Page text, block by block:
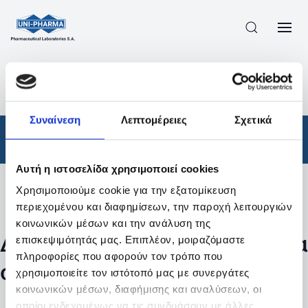
Συναίνεση Λεπτομέρειες Σχετικά
Αυτή η ιστοσελίδα χρησιμοποιεί cookies
Χρησιμοποιούμε cookie για την εξατομίκευση
περιεχομένου και διαφημίσεων, την παροχή λειτουργιών
κοινωνικών μέσων και την ανάλυση της
επισκεψιμότητάς μας. Επιπλέον, μοιραζόμαστε
πληροφορίες που αφορούν τον τρόπο που
χρησιμοποιείτε τον ιστότοπό μας με συνεργάτες
κοινωνικών μέσων, διαφήμισης και αναλύσεων, οι
οποίοι ενδεχομένως να τις συνδυάσουν με άλλες
ΠΡΟΪΟΝΤΑ
ΑΠΟΤΕΛΕΣΜΑΤΑ ΑΝΑΖΗΤΗΣΗΣ
Φάρμακα
Φίλτρα
Δεν βρέθηκαν προϊόντα με τα
συγκεκριμένα φίλτρα